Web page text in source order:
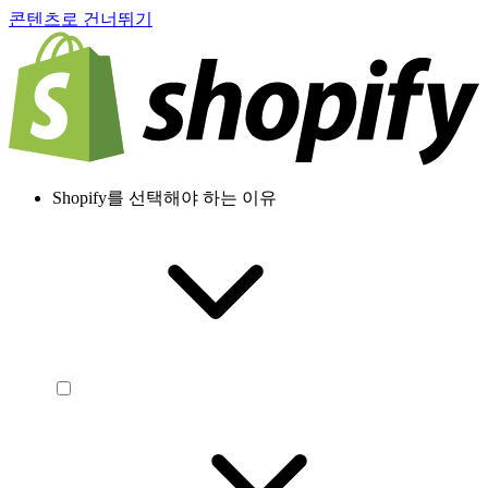
콘텐츠로 건너뛰기
Shopify를 선택해야 하는 이유